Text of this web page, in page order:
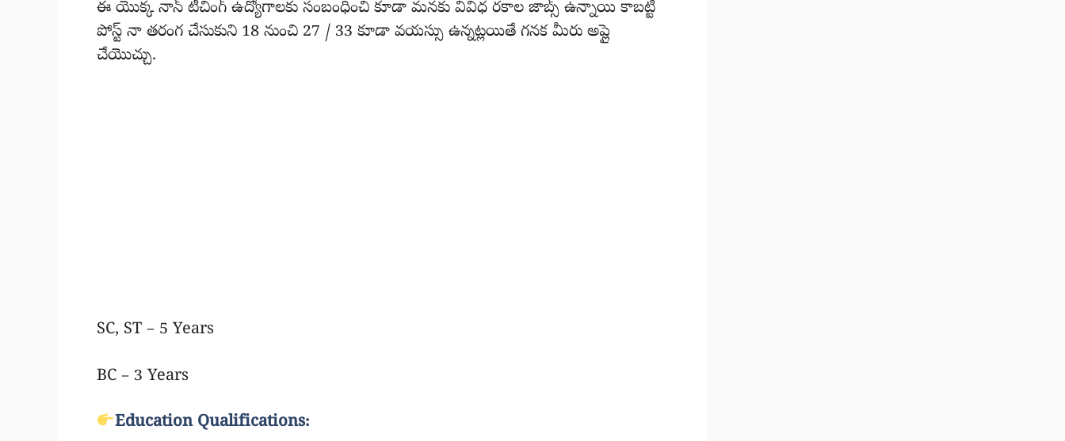
ఈ యొక్క నాన్ టీచింగ్ ఉద్యోగాలకు సంబంధించి కూడా మనకు వివిధ రకాల జాబ్స్ ఉన్నాయి కాబట్టి
పోస్ట్ నా తరంగ చేసుకుని 18 నుంచి 27 / 33 కూడా వయస్సు ఉన్నట్లయితే గనక మీరు అప్లై
చేయొచ్చు.
SC, ST – 5 Years
BC – 3 Years
Education Qualifications: